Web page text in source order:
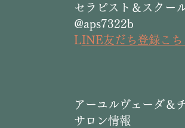
セラピスト＆スクー
@aps7322b
LINE友だち登録こち
アーユルヴェーダ＆
サロン情報